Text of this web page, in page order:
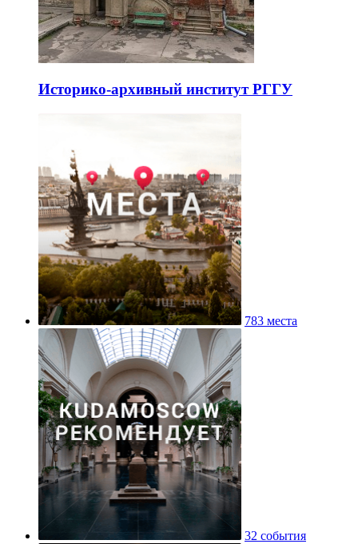
Историко-архивный институт РГГУ
783 места
32 события